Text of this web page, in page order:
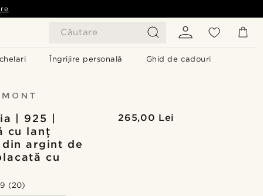
Căutare
Îngrijire personală Ghid de cadouri
| 925 |
cu lanț
argint de
cu
265,00 Lei
(20)